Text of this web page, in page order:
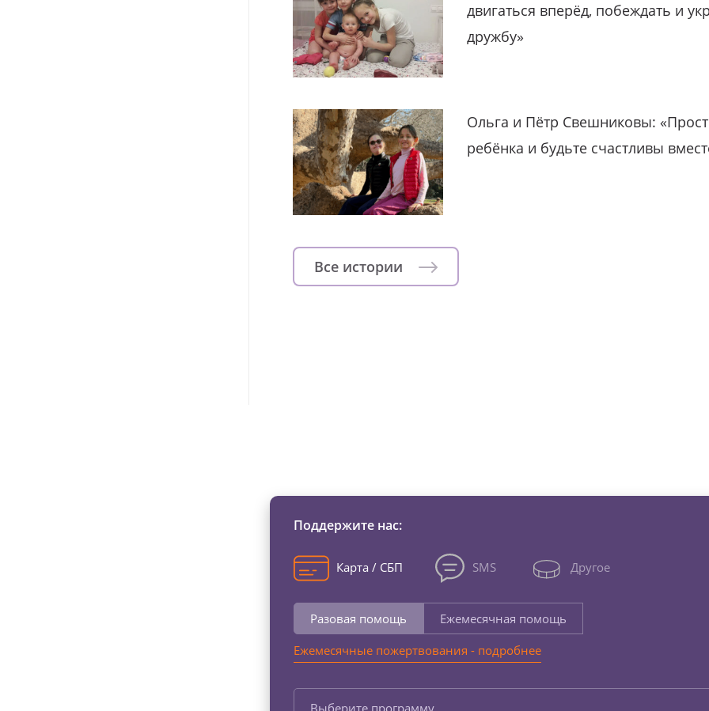
двигаться вперёд, побеждать и
дружбу»
Ольга и Пётр Свешниковы:
ребёнка и будьте счастливы
Все истории
Поддержите нас:
Карта / СБП SMS Другое
Разовая помощь
Ежемесячная помощь
Ежемесячные пожертвования - подробнее
Выберите программу